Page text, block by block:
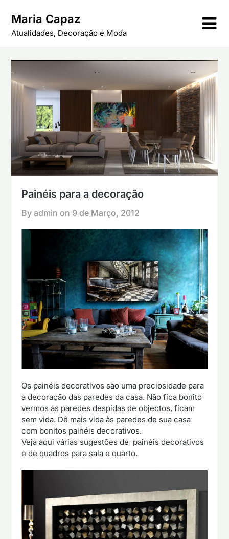
content
Maria Capaz
Atualidades, Decoração e Moda
Painéis para a decoração
By admin on 9 de Março, 2012
Os painéis decorativos são uma preciosidade para
a decoração das paredes da casa. Não fica bonito
vermos as paredes despidas de objectos, ficam
sem vida. Dê mais vida às paredes de sua casa
com bonitos painéis decorativos.
Veja aqui várias sugestões de painéis decorativos
e de quadros para sala e quarto.